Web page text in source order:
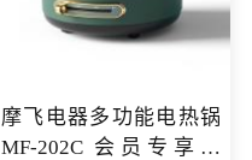
摩飞电器多功能电热锅
MF-202C 会员专享价